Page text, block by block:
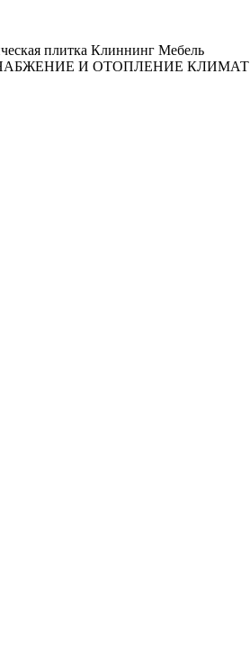
плитка Клиннинг Мебель
И ОТОПЛЕНИЕ КЛИМАТ